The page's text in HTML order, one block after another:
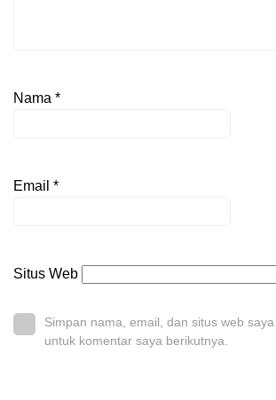
Nama *
Email *
Situs Web
Simpan nama, email, dan situs web
untuk komentar saya berikutnya.